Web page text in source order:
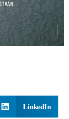
LinkedIn